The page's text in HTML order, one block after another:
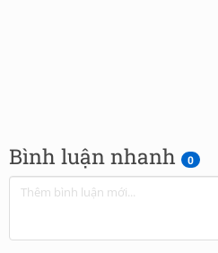
Bình luận nhanh 0